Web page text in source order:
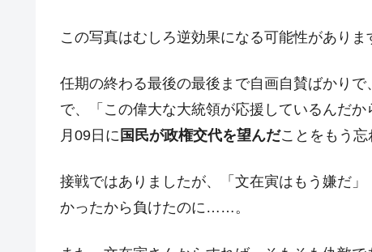
この写真はむしろ逆効果になる可能性がありま
任期の終わる最後の最後まで自画自賛ばかり
で、「この偉大な大統領が応援しているんだ
月09日に 国民が政権交代を望んだことをもう忘
接戦ではありましたが、「文在寅はもう嫌だ
かったから負けたのに……。